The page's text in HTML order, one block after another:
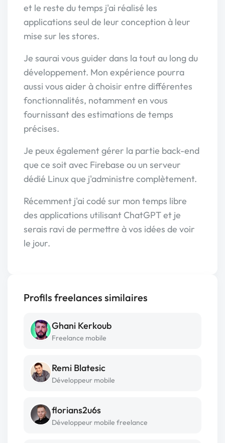
et le reste du temps j'ai réalisé les
applications seul de leur conception à leur
mise sur les stores.
Je saurai vous guider dans la tout au long du
développement. Mon expérience pourra
aussi vous aider à choisir entre différentes
fonctionnalités, notamment en vous
fournissant des estimations de temps
précises.
Je peux également gérer la partie back-end
que ce soit avec Firebase ou un serveur
dédié Linux que j'administre complètement.
Récemment j'ai codé sur mon temps libre
des applications utilisant ChatGPT et je
serais ravi de permettre à vos idées de voir
le jour.
Profils freelances similaires
Ghani Kerkoub
Freelance mobile
Remi Blatesic
Développeur mobile
florians2u6s
Développeur mobile freelance